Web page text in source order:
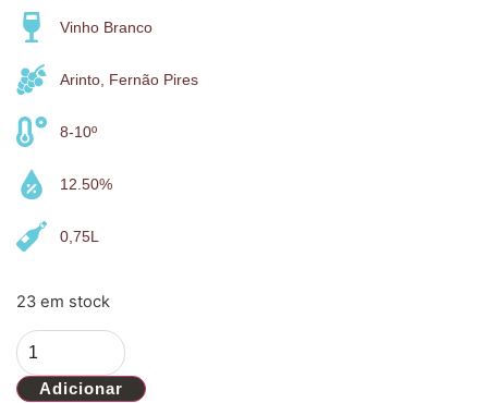
Vinho Branco
Arinto, Fernão Pires
8-10º
12.50%
0,75L
23 em stock
Adicionar